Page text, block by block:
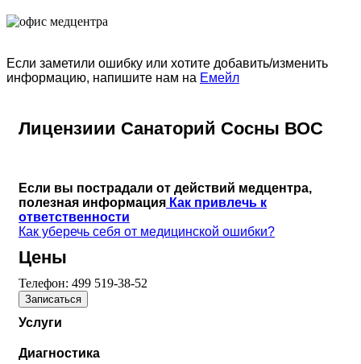
Если заметили ошибку или хотите добавить/изменить
информацию, напишите нам на Емейл
Лицензиии Санаторий Сосны ВОС
Если вы пострадали от действий медцентра,
полезная информация Как привлечь к
ответственности
Как уберечь себя от медицинской ошибки?
Цены
Телефон: 499 519-38-52
Записаться
Услуги
Диагностика